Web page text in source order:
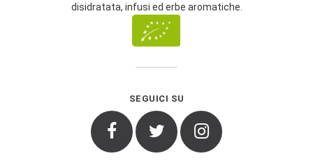
disidratata, infusi ed erbe aromatiche.
SEGUICI SU
Facebook Twitter Instagram